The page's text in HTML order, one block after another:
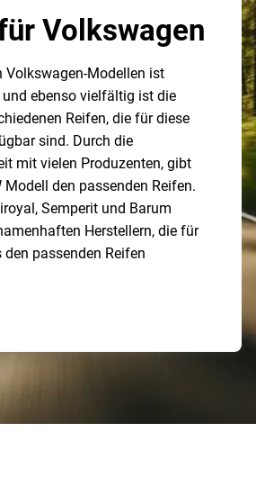
Volkswagen
Volkswagen-Modellen ist
und ebenso vielfältig ist die
Reifen, die für diese
sind. Durch die
mit vielen Produzenten, gibt
Modell den passenden Reifen.
Semperit und Barum
Herstellern, die für
passenden Reifen